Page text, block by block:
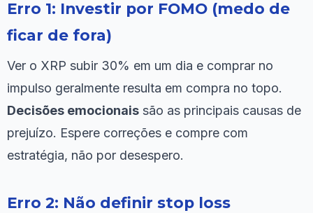
Erro 1: Investir por FOMO (medo de
ficar de fora)
Ver o XRP subir 30% em um dia e comprar no
impulso geralmente resulta em compra no topo.
Decisões emocionais são as principais causas de
prejuízo. Espere correções e compre com
estratégia, não por desespero.
Erro 2: Não definir stop loss